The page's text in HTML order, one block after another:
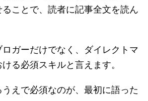
ことで、読者に記事全文を読ん
ガーだけでなく、ダイレクトマ
る必須スキルと言えます。
えで必須なのが、最初に語った